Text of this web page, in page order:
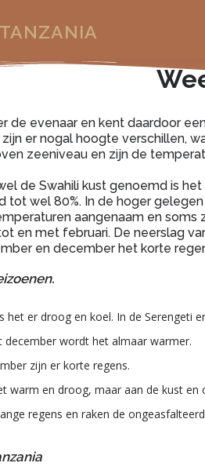
de evenaar en kent daardoor
er nogal hoogte verschillen,
zeeniveau en zijn de
de Swahili kust genoemd is
tot wel 80%. In de hoger
aangenaam en
en met februari. De neerslag
en december het korte
het er droog en koel. In de Serengeti
wordt het almaar warmer.
zijn er korte regens.
warm en droog, maar aan de kust en
regens en raken de